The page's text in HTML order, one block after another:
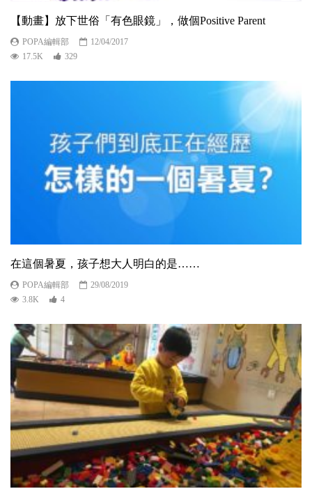
【動畫】放下世俗「有色眼鏡」，做個Positive Parent
POPA編輯部
12/04/2017
17.5K
329
在這個暑夏，孩子想大人明白的是……
POPA編輯部
29/08/2019
3.8K
4